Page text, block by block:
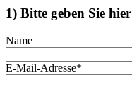
1) Bitte geben Sie
Name
E-Mail-Adresse*